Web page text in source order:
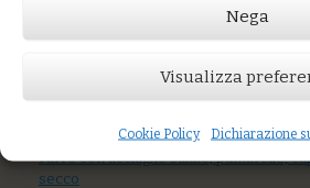
Nega
Visualizza
Cookie Policy Dichiarazione
Prezzo:€8,00
Spaghetti di grani antichi con gamberi e
Farro con acciughe salate, puntarelle,
secco